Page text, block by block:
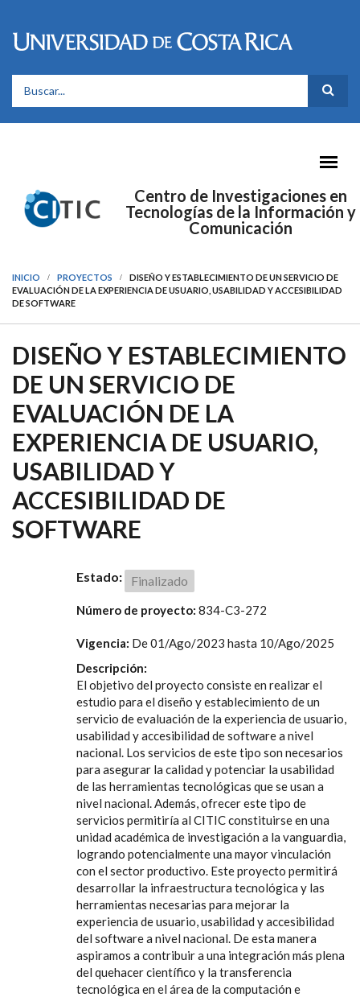
FORMULARIO DE BÚSQUEDA
Centro de Investigaciones en
Tecnologías de la Información y
Comunicación
INICIO PROYECTOS
DISEÑO Y ESTABLECIMIENTO DE UN SERVICIO DE
EVALUACIÓN DE LA EXPERIENCIA DE USUARIO, USABILIDAD Y ACCESIBILIDAD
DE SOFTWARE
DISEÑO Y ESTABLECIMIENTO
DE UN SERVICIO DE
EVALUACIÓN DE LA
EXPERIENCIA DE USUARIO,
USABILIDAD Y
ACCESIBILIDAD DE
SOFTWARE
Estado: Finalizado
Número de proyecto: 834-C3-272
Vigencia: De01/Ago/2023 hasta 10/Ago/2025
Descripción:
El objetivo del proyecto consiste en realizar el
estudio para el diseño y establecimiento de un
servicio de evaluación de la experiencia de usuario,
usabilidad y accesibilidad de software a nivel
nacional. Los servicios de este tipo son necesarios
para asegurar la calidad y potenciar la usabilidad
de las herramientas tecnológicas que se usan a
nivel nacional. Además, ofrecer este tipo de
servicios permitiría al CITIC constituirse en una
unidad académica de investigación a la vanguardia,
logrando potencialmente una mayor vinculación
con el sector productivo. Este proyecto permitirá
desarrollar la infraestructura tecnológica y las
herramientas necesarias para mejorar la
experiencia de usuario, usabilidad y accesibilidad
del software a nivel nacional. De esta manera
aspiramos a contribuir a una integración más plena
del quehacer científico y la transferencia
tecnológica en el área de la computación e